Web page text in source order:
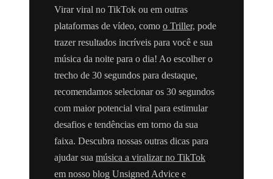
Virar viral no TikTok ou em outras
plataformas de vídeo, como o Triller, pode
trazer resultados incríveis para você e sua
música da noite para o dia! Ao escolher o
trecho de 30 segundos para destaque,
recomendamos selecionar os 30 segundos
com maior potencial viral para estimular
desafios e tendências em torno da sua
faixa. Descubra nossas outras dicas para
ajudar sua música a viralizar no TikTok
em nosso blog Unsigned Advice e